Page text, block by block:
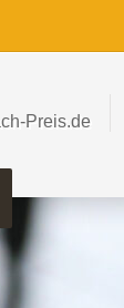
Preis.de